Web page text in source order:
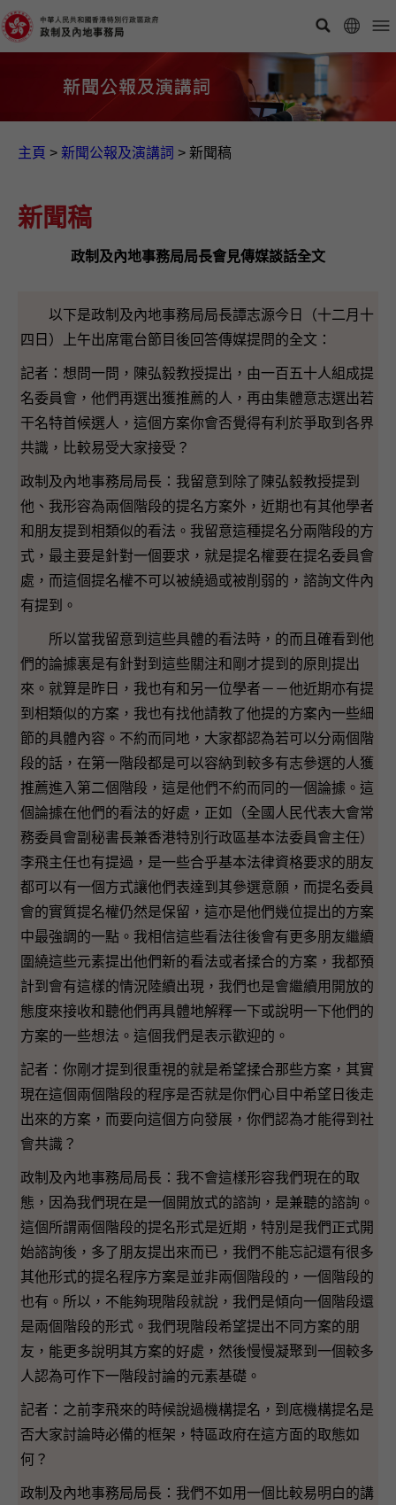
主頁 > 新聞公報及演講詞 > 新聞稿
新聞稿
政制及內地事務局局長會見傳媒談話全文
以下是政制及內地事務局局長譚志源今日（十二月十
四日）上午出席電台節目後回答傳媒提問的全文：
記者：想問一問，陳弘毅教授提出，由一百五十人組成提
名委員會，他們再選出獲推薦的人，再由集體意志選出若
干名特首候選人，這個方案你會否覺得有利於爭取到各界
共識，比較易受大家接受？
政制及內地事務局局長：我留意到除了陳弘毅教授提到
他、我形容為兩個階段的提名方案外，近期也有其他學者
和朋友提到相類似的看法。我留意這種提名分兩階段的方
式，最主要是針對一個要求，就是提名權要在提名委員會
處，而這個提名權不可以被繞過或被削弱的，諮詢文件內
有提到。
所以當我留意到這些具體的看法時，的而且確看到他
們的論據裏是有針對到這些關注和剛才提到的原則提出
來。就算是昨日，我也有和另一位學者－－他近期亦有提
到相類似的方案，我也有找他請教了他提的方案內一些細
節的具體內容。不約而同地，大家都認為若可以分兩個階
段的話，在第一階段都是可以容納到較多有志參選的人獲
推薦進入第二個階段，這是他們不約而同的一個論據。這
個論據在他們的看法的好處，正如（全國人民代表大會常
務委員會副秘書長兼香港特別行政區基本法委員會主任）
李飛主任也有提過，是一些合乎基本法律資格要求的朋友
都可以有一個方式讓他們表達到其參選意願，而提名委員
會的實質提名權仍然是保留，這亦是他們幾位提出的方案
中最強調的一點。我相信這些看法往後會有更多朋友繼續
圍繞這些元素提出他們新的看法或者揉合的方案，我都預
計到會有這樣的情況陸續出現，我們也是會繼續用開放的
態度來接收和聽他們再具體地解釋一下或說明一下他們的
方案的一些想法。這個我們是表示歡迎的。
記者：你剛才提到很重視的就是希望揉合那些方案，其實
現在這個兩個階段的程序是否就是你們心目中希望日後走
出來的方案，而要向這個方向發展，你們認為才能得到社
會共識？
政制及內地事務局局長：我不會這樣形容我們現在的取
態，因為我們現在是一個開放式的諮詢，是兼聽的諮詢。
這個所謂兩個階段的提名形式是近期，特別是我們正式開
始諮詢後，多了朋友提出來而已，我們不能忘記還有很多
其他形式的提名程序方案是並非兩個階段的，一個階段的
也有。所以，不能夠現階段就說，我們是傾向一個階段還
是兩個階段的形式。我們現階段希望提出不同方案的朋
友，能更多說明其方案的好處，然後慢慢凝聚到一個較多
人認為可作下一階段討論的元素基礎。
記者：之前李飛來的時候說過機構提名，到底機構提名是
否大家討論時必備的框架，特區政府在這方面的取態如
何？
政制及內地事務局局長：我們不如用一個比較易明白的講